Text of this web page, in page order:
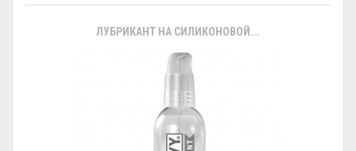
ЛУБРИКАНТ НА СИЛИКОНОВОЙ...